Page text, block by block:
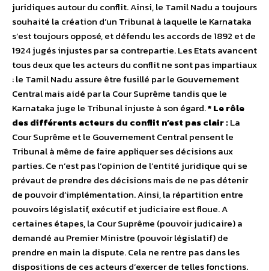
juridiques autour du conflit. Ainsi, le Tamil Nadu a toujours
souhaité la création d’un Tribunal à laquelle le Karnataka
s’est toujours opposé, et défendu les accords de 1892 et de
1924 jugés injustes par sa contrepartie. Les Etats avancent
tous deux que les acteurs du conflit ne sont pas impartiaux
: le Tamil Nadu assure être fusillé par le Gouvernement
Central mais aidé par la Cour Suprême tandis que le
Karnataka juge le Tribunal injuste à son égard.* Le rôle
des différents acteurs du conflit n’est pas clair :La
Cour Suprême et le Gouvernement Central pensent le
Tribunal à même de faire appliquer ses décisions aux
parties. Ce n’est pas l’opinion de l’entité juridique qui se
prévaut de prendre des décisions mais de ne pas détenir
de pouvoir d’implémentation. Ainsi, la répartition entre
pouvoirs législatif, exécutif et judiciaire est floue. A
certaines étapes, la Cour Suprême (pouvoir judicaire) a
demandé au Premier Ministre (pouvoir législatif) de
prendre en main la dispute. Cela ne rentre pas dans les
dispositions de ces acteurs d’exercer de telles fonctions.